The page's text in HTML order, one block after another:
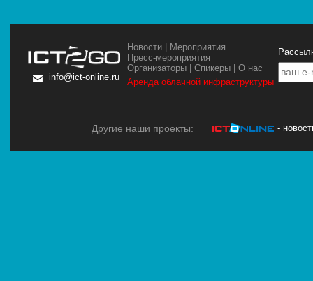
info@ict-online.ru
Новости | Мероприятия
Пресс-мероприятия
Организаторы |Спикеры |О нас
Аренда облачной инфраструктуры
Другие наши проекты: -